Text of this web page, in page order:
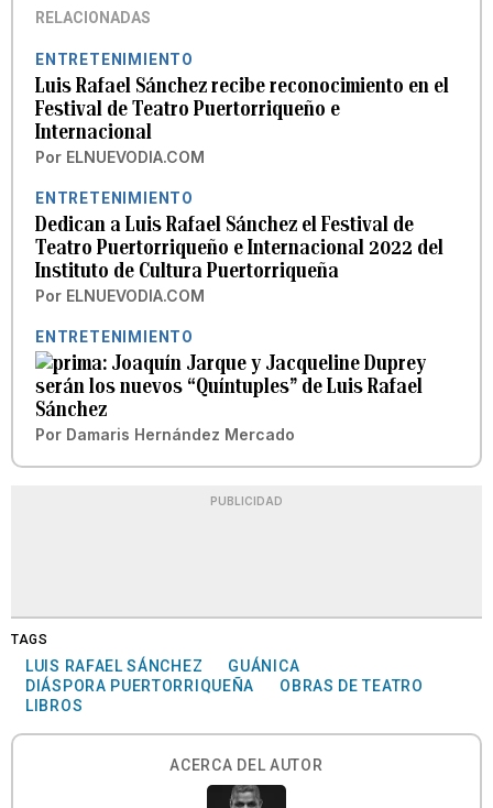
RELACIONADAS
ENTRETENIMIENTO
Luis Rafael Sánchez recibe reconocimiento en el
Festival de Teatro Puertorriqueño e
Internacional
Por ELNUEVODIA.COM
ENTRETENIMIENTO
Dedican a Luis Rafael Sánchez el Festival de
Teatro Puertorriqueño e Internacional 2022 del
Instituto de Cultura Puertorriqueña
Por ELNUEVODIA.COM
ENTRETENIMIENTO
Joaquín Jarque y Jacqueline Duprey
serán los nuevos “Quíntuples” de Luis Rafael
Sánchez
Por Damaris Hernández Mercado
PUBLICIDAD
TAGS
LUIS RAFAEL SÁNCHEZ
GUÁNICA
DIÁSPORA PUERTORRIQUEÑA
OBRAS DE TEATRO
LIBROS
ACERCA DEL AUTOR